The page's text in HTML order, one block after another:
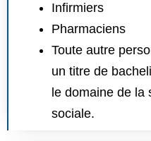
Infirmiers
Pharmaciens
Toute autre
un titre de
le domaine de la
sociale.